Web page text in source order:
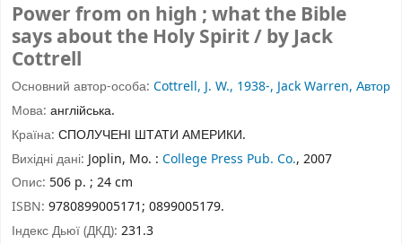
Power from on high ; what the Bible
says about the Holy Spirit / by Jack
Cottrell
Основний автор-особа: Cottrell, J. W., 1938-, Jack Warren, Автор
Мова: англійська.
Країна: СПОЛУЧЕНІ ШТАТИ АМЕРИКИ.
Вихідні дані: Joplin, Mo. : College Press Pub. Co., 2007
Опис: 506 p. ; 24 cm
ISBN: 9780899005171; 0899005179.
Індекс Дьюї (ДКД): 231.3